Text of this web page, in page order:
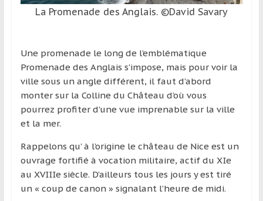
culturelle
d’un
pays
d’une
région
La Promenade des Anglais. ©David Savary
Une promenade le long de l’emblématique
Promenade des Anglais s’impose, mais pour voir la
ville sous un angle différent, il faut d’abord
monter sur la Colline du Château d’où vous
pourrez profiter d’une vue imprenable sur la ville
et la mer.
Rappelons qu’ à l’origine le château de Nice est un
ouvrage fortifié à vocation militaire, actif du XIe
au XVIIIe siècle. D’ailleurs tous les jours y est tiré
un « coup de canon » signalant l’heure de midi.